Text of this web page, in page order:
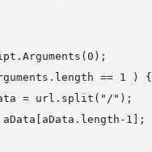
== 1 ) {